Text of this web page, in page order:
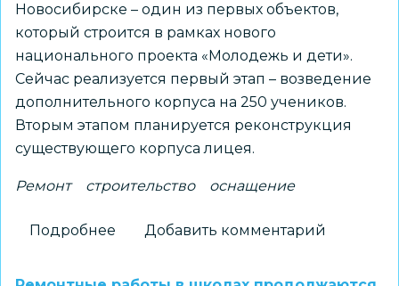
Новосибирске – один из первых объектов,
который строится в рамках нового
национального проекта «Молодежь и дети».
Сейчас реализуется первый этап – возведение
дополнительного корпуса на 250 учеников.
Вторым этапом планируется реконструкция
существующего корпуса лицея.
Ремонт строительство оснащение
Подробнее
дополнительного
Добавить комментарий